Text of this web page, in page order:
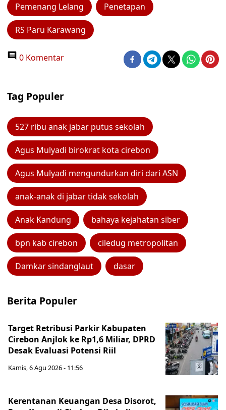
Pemenang Lelang Penetapan
RS Paru Karawang
0 Komentar
Tag Populer
527 ribu anak jabar putus sekolah
Agus Mulyadi birokrat kota cirebon
Agus Mulyadi mengundurkan diri dari ASN
anak-anak di jabar tidak sekolah
Anak Kandung bahaya kejahatan siber
bpn kab cirebon ciledug metropolitan
Damkar sindanglaut dasar
Berita Populer
Target Retribusi Parkir Kabupaten
Cirebon Anjlok ke Rp1,6 Miliar, DPRD
Desak Evaluasi Potensi Riil
Kamis, 6 Agu 2026 - 11:56
Kerentanan Keuangan Desa Disorot,